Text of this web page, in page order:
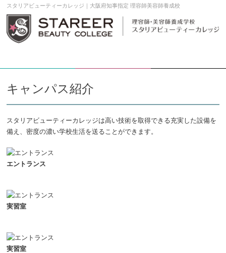
スタリアビューティーカレッジ｜大阪府知事指定 理容師美容師養成校
キャンパス紹介
スタリアビューティーカレッジは高い技術を取得できる充実した設備を
備え、密度の濃い学校生活を送ることができます。
エントランス
実習室
実習室